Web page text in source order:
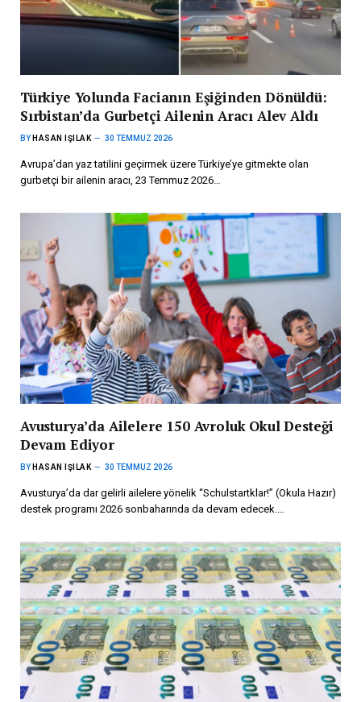
Türkiye Yolunda Facianın Eşiğinden Dönüldü:
Sırbistan’da Gurbetçi Ailenin Aracı Alev Aldı
BY HASAN IŞILAK 30 TEMMUZ 2026
Avrupa’dan yaz tatilini geçirmek üzere Türkiye’ye gitmekte olan
gurbetçi bir ailenin aracı, 23 Temmuz 2026…
Avusturya’da Ailelere 150 Avroluk Okul Desteği
Devam Ediyor
BY HASAN IŞILAK 30 TEMMUZ 2026
Avusturya’da dar gelirli ailelere yönelik “Schulstartklar!” (Okula Hazır)
destek programı 2026 sonbaharında da devam edecek.…